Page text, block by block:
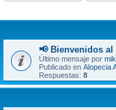
📢 Bienvenidos
Último mensaje por
Publicado en Alopecia
Respuestas: 8